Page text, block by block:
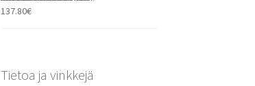
137.80€
Tietoa ja vinkkejä